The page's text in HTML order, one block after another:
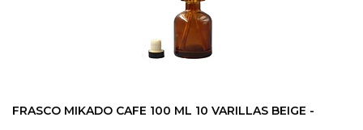
FRASCO MIKADO CAFE 100 ML 10 VARILLAS BEIGE -